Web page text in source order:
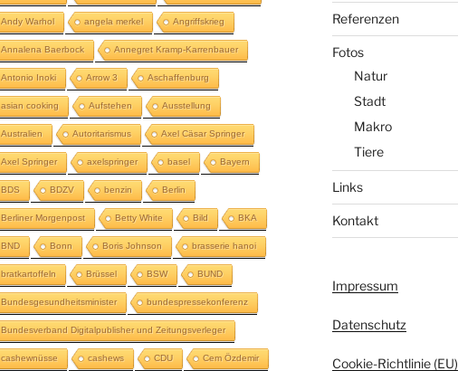
Andy Warhol angela merkel Angriffskrieg
Annalena Baerbock Annegret Kramp-Karrenbauer
Antonio Inoki Arrow 3 Aschaffenburg
asian cooking Aufstehen Ausstellung
Australien Autoritarismus Axel Cäsar Springer
Axel Springer axelspringer basel Bayern
BDS BDZV benzin Berlin
Berliner Morgenpost Betty White Bild BKA
BND Bonn Boris Johnson brasserie hanoi
bratkartoffeln Brüssel BSW BUND
Bundesgesundheitsminister bundespressekonferenz
Bundesverband Digitalpublisher und Zeitungsverleger
cashewnüsse cashews CDU Cem Özdemir
Referenzen
Fotos
Natur
Stadt
Makro
Tiere
Links
Kontakt
Impressum
Datenschutz
Cookie-Richtlinie (EU)